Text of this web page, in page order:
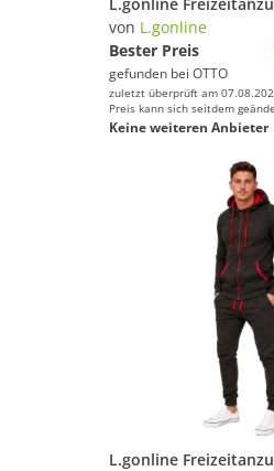
von L.gonline
Bester Preis
gefunden bei OTTO
zuletzt überprüft am
Preis kann sich seitdem
Keine weiteren Anbieter